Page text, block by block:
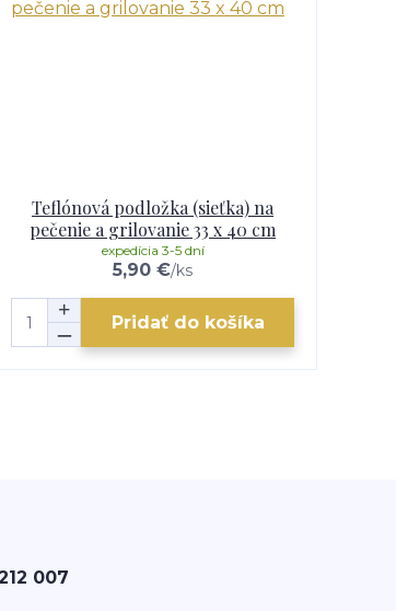
Teflónová podložka (sieťka) na
pečenie a grilovanie 33 x 40 cm
5,90 €/ks
expedícia 3-5 dní
Pridať do košíka
007